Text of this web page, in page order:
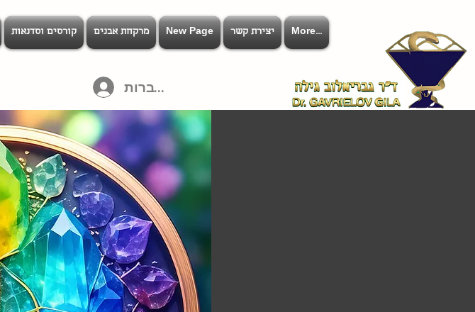
להתחברות
קורסים וסדנאות מרקחת אבנים New Page יצירת קשר More...